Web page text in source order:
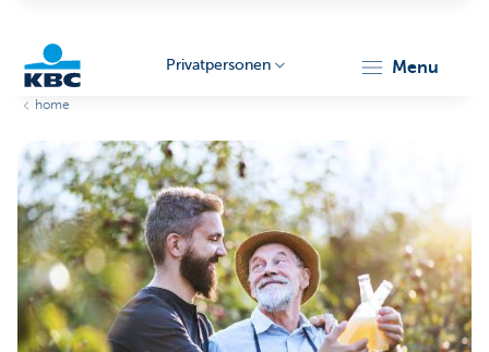
Particulieren
Privatpersonen menu
home